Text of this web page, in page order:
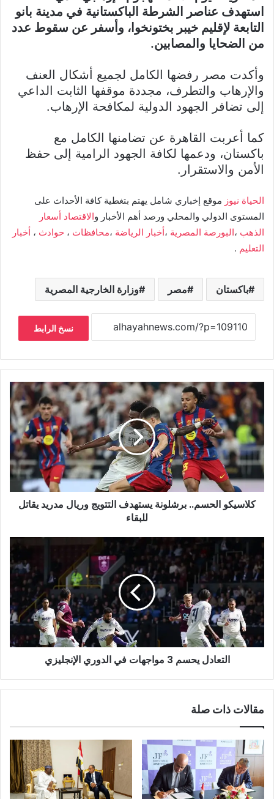
استهدف عناصر الشرطة الباكستانية في مدينة بانو
التابعة لإقليم خيبر بختونخوا، وأسفر عن سقوط عدد
من الضحايا والمصابين.
وأكدت مصر رفضها الكامل لجميع أشكال العنف
والإرهاب والتطرف، مجددة موقفها الثابت الداعي
إلى تضافر الجهود الدولية لمكافحة الإرهاب.
كما أعربت القاهرة عن تضامنها الكامل مع
باكستان، ودعمها لكافة الجهود الرامية إلى حفظ
الأمن والاستقرار.
الحياة نيوز موقع إخباري شامل يهتم بتغطية كافة الأحداث على
المستوى الدولي والمحلي ورصد أهم الأخبار والاقتصاد أسعار
الذهب ،البورصة المصرية ،أخبار الرياضة ،محافظات ، حوادث ، أخبار
التعليم .
باكستان مصر وزارة الخارجية المصرية
نسخ الرابط
كلاسيكو الحسم.. برشلونة يستهدف التتويج وريال مدريد يقاتل
للبقاء
التعادل يحسم 3 مواجهات في الدوري الإنجليزي
مقالات ذات صلة